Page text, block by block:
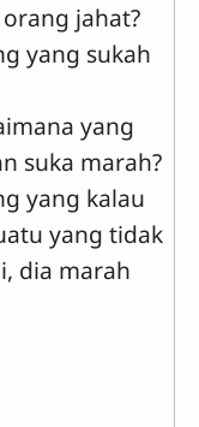
jahat?
yang sukah
yang
suka marah?
yang kalau
yang tidak
dia marah